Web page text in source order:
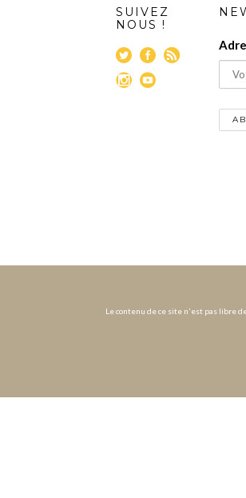
SUIVEZ
NOUS !
Le contenu de ce site n'est pas libre